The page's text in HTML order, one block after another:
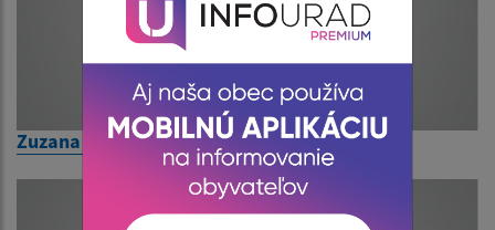
Zuzana Hricíková